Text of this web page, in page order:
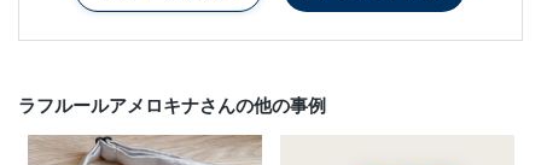
ラフルールアメロキナさんの他の事例